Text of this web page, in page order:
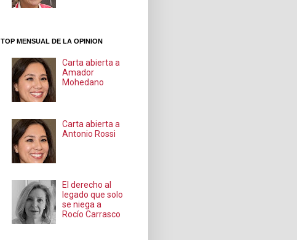
TOP MENSUAL DE LA OPINION
Carta abierta a
Amador
Mohedano
Carta abierta a
Antonio Rossi
El derecho al
legado que solo
se niega a
Rocío Carrasco